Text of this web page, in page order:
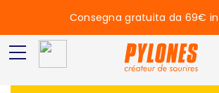
Dahlia
Consegna gratuita da 69€